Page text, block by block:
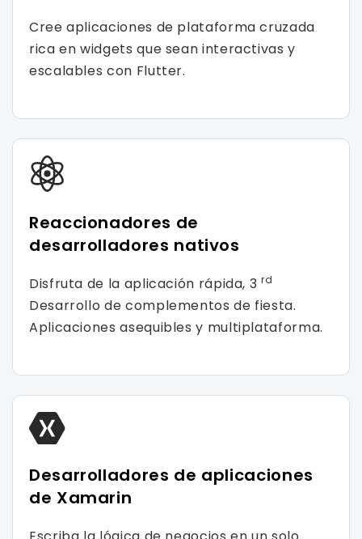
Cree aplicaciones de plataforma cruzada
rica en widgets que sean interactivas y
escalables con Flutter.
Reaccionadores de
desarrolladores nativos
Disfruta de la aplicación rápida, 3rd
Desarrollo de complementos de fiesta.
Aplicaciones asequibles y multiplataforma.
Desarrolladores de aplicaciones
de Xamarin